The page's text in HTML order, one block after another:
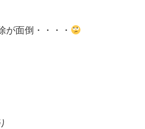
が面倒・・・・